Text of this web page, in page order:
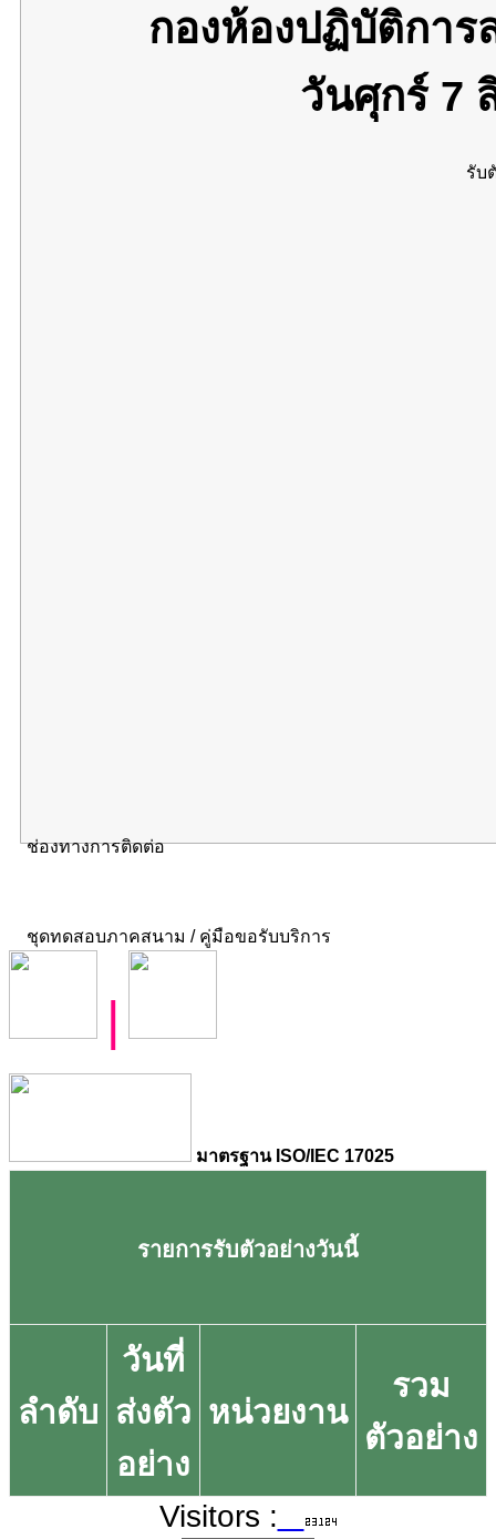
กองห้องปฏิบัติกา
วันศุกร์ 7
รับ
ช่องทางการติดต่อ
ชุดทดสอบภาคสนาม / คู่มือขอรับบริการ
มาตรฐาน ISO/IEC 17025
รายการรับตัวอย่างวันนี้
ลำดับ
วันที่
ส่งตัว
อย่าง
หน่วยงาน
รวม
ตัวอย่าง
Visitors :